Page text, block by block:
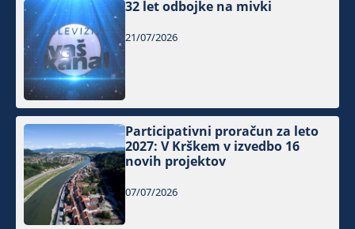
32 let odbojke na mivki
21/07/2026
Participativni proračun za leto
2027: V Krškem v izvedbo 16
novih projektov
07/07/2026